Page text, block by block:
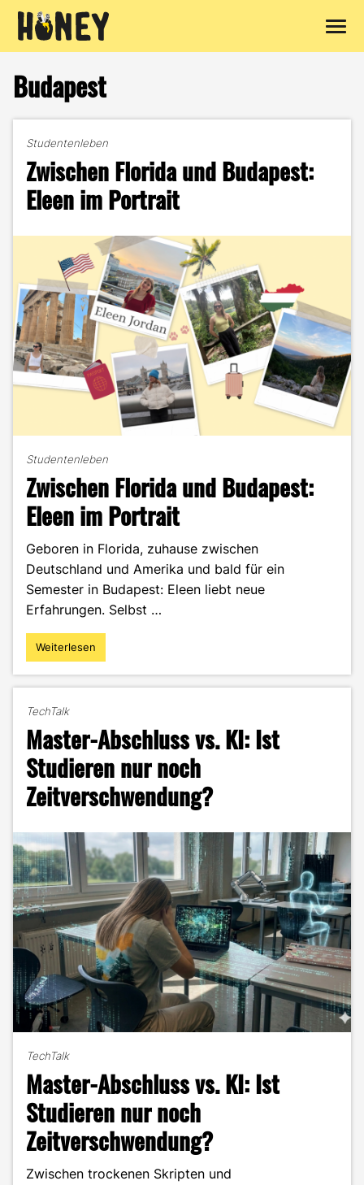
Inhalt
springen
Budapest
Studentenleben
Zwischen Florida und Budapest:
Eleen im Portrait
Studentenleben
Zwischen Florida und Budapest:
Eleen im Portrait
Geboren in Florida, zuhause zwischen
Deutschland und Amerika und bald für ein
Semester in Budapest: Eleen liebt neue
Erfahrungen. Selbst …
"Zwischen
Florida
Eleen
im
Portrait"
Weiterlesen
TechTalk
Master-Abschluss vs. KI: Ist
Studieren nur noch
Zeitverschwendung?
TechTalk
Master-Abschluss vs. KI: Ist
Studieren nur noch
Zeitverschwendung?
Zwischen trockenen Skripten und